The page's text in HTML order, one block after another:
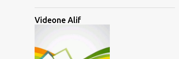
Videone Alif